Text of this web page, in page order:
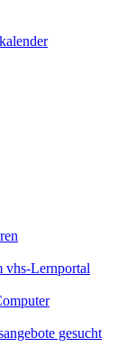
vhs-Lernportal
gesucht